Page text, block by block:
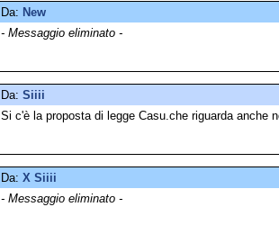
Da: New
- Messaggio eliminato -
Da: Siiii
Si c'è la proposta di legge Casu.che riguarda anche
Da: X Siiii
- Messaggio eliminato -